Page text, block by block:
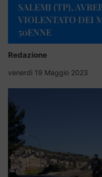
SALEMI (TP),
VIOLENTATO DEI
50ENNE
Redazione
venerdì 19 Maggio 2023